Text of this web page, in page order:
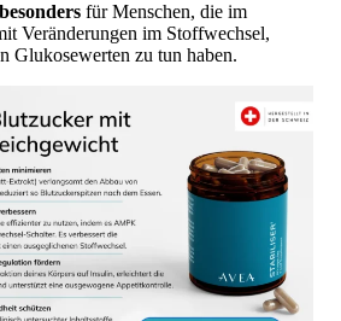
für Menschen, die im
Veränderungen im Stoffwechsel,
Glukosewerten zu tun haben.